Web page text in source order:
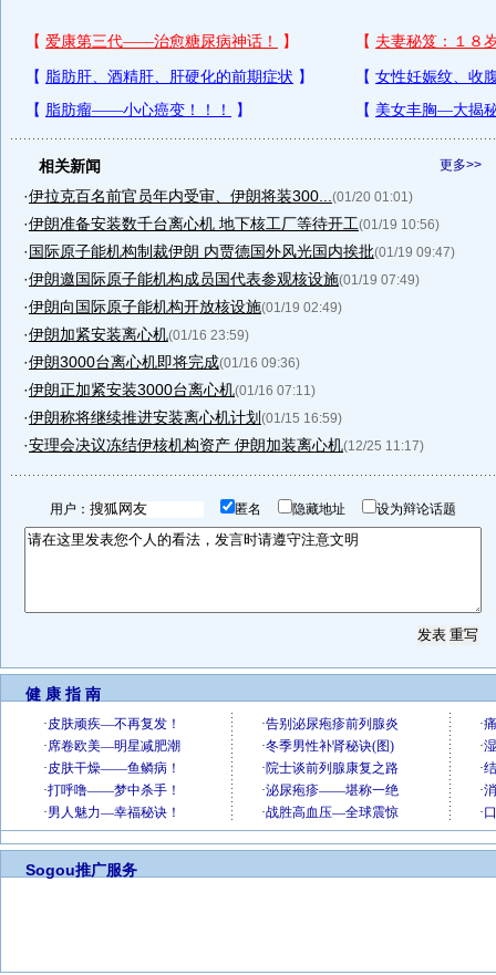
更多>>
相关新闻
·伊拉克百名前官员年内受审、伊朗将装300... (01/20 01:01)
·伊朗准备安装数千台离心机 地下核工厂等待开工(01/19 10:56)
·国际原子能机构制裁伊朗 内贾德国外风光国内挨批(01/19 09:47)
·伊朗邀国际原子能机构成员国代表参观核设施(01/19 07:49)
·伊朗向国际原子能机构开放核设施(01/19 02:49)
·伊朗加紧安装离心机(01/16 23:59)
·伊朗3000台离心机即将完成(01/16 09:36)
·伊朗正加紧安装3000台离心机(01/16 07:11)
·伊朗称将继续推进安装离心机计划 (01/15 16:59)
·安理会决议冻结伊核机构资产 伊朗加装离心机(12/25 11:17)
用户： 匿名 隐藏地址 设为辩论话题
健 康 指 南
Sogou推广服务